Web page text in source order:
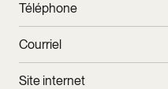
Téléphone
Courriel
Site internet